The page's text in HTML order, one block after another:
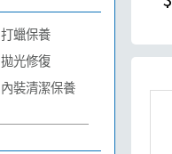
打蠟保養
拋光修復
內裝清潔保養